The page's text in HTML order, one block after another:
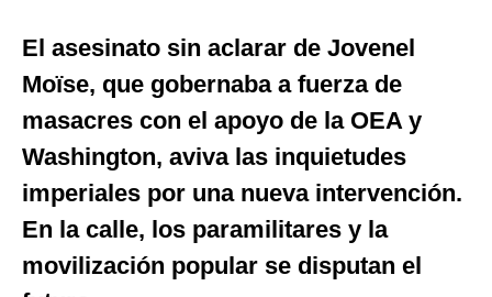
El asesinato sin aclarar de Jovenel
Moïse, que gobernaba a fuerza de
masacres con el apoyo de la OEA y
Washington, aviva las inquietudes
imperiales por una nueva intervención.
En la calle, los paramilitares y la
movilización popular se disputan el